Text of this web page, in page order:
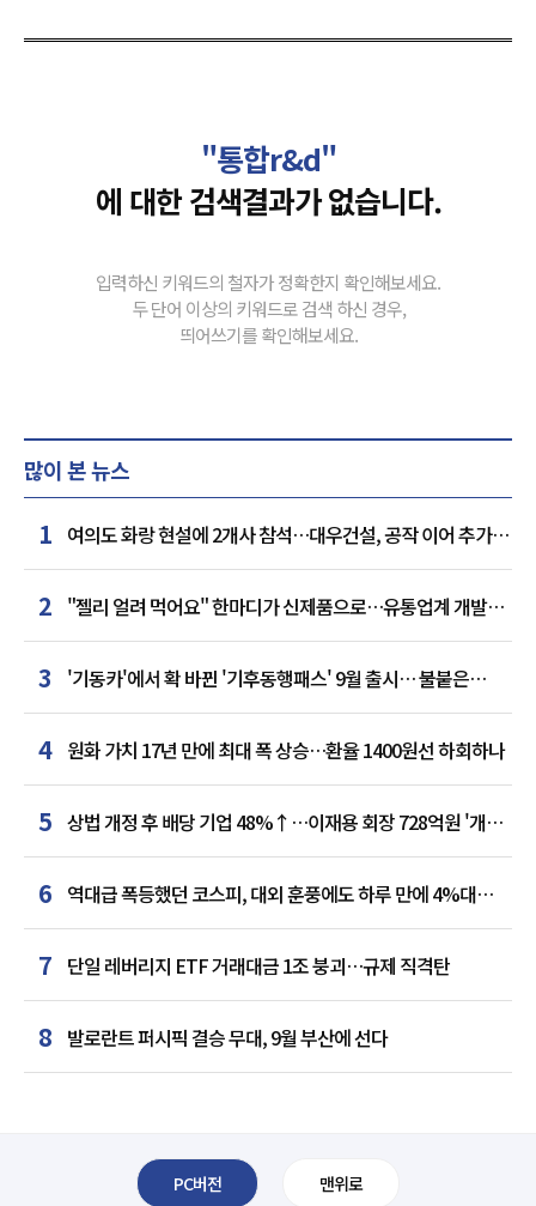
"통합r&d"
에 대한 검색결과가 없습니다.
입력하신 키워드의 철자가 정확한지 확인해보세요.
두 단어 이상의 키워드로 검색 하신 경우,
띄어쓰기를 확인해보세요.
많이 본 뉴스
1 여의도 화랑 현설에 2개사 참석…대우건설, 공작 이어 추가
거점 확보하나
2 "젤리 얼려 먹어요" 한마디가 신제품으로…유통업계 개발실
된 SNS
3
'기동카'에서 확 바뀐 '기후동행패스' 9월 출시… 불붙은
카드사 경쟁
4 원화 가치 17년 만에 최대 폭 상승…환율 1400원선 하회하나
5 상법 개정 후 배당 기업 48%↑…이재용 회장 728억원 '개인
최다'
6 역대급 폭등했던 코스피, 대외 훈풍에도 하루 만에 4%대
급락
7 단일 레버리지 ETF 거래대금 1조 붕괴…규제 직격탄
8 발로란트 퍼시픽 결승 무대, 9월 부산에 선다
PC버전 맨위로